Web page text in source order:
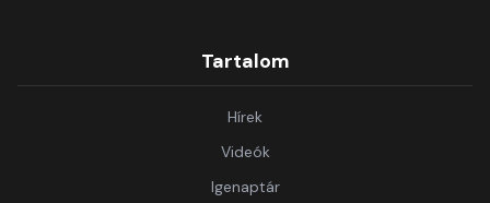
Tartalom
Hírek
Videók
Igenaptár